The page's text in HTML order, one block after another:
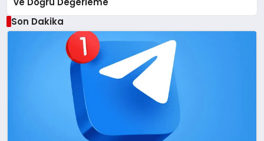
Son Dakika